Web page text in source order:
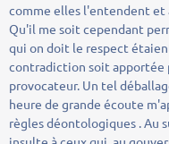
comme elles l'entendent
Qu'il me soit cependant
qui on doit le respect
contradiction soit apportée
provocateur. Un tel
heure de grande écoute
règles déontologiques . Au